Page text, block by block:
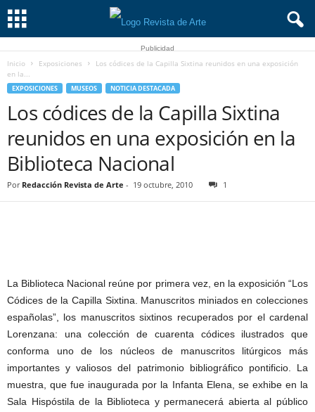
Publicidad
Inicio Exposiciones
Los códices de la Capilla Sixtina reunidos en una exposición
en la...
EXPOSICIONES MUSEOS NOTICIA DESTACADA
Los códices de la Capilla Sixtina
reunidos en una exposición en la
Biblioteca Nacional
Por Redacción Revista de Arte - 19 octubre, 2010 1
La Biblioteca Nacional reúne por primera vez, en la exposición “Los
Códices de la Capilla Sixtina. Manuscritos miniados en colecciones
españolas”, los manuscritos sixtinos recuperados por el cardenal
Lorenzana: una colección de cuarenta códices ilustrados que
conforma uno de los núcleos de manuscritos litúrgicos más
importantes y valiosos del patrimonio bibliográfico pontificio. La
muestra, que fue inaugurada por la Infanta Elena, se exhibe en la
Sala Hispóstila de la Biblioteca y permanecerá abierta al público